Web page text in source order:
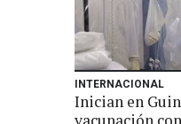
INTERNACIONAL
Inician en